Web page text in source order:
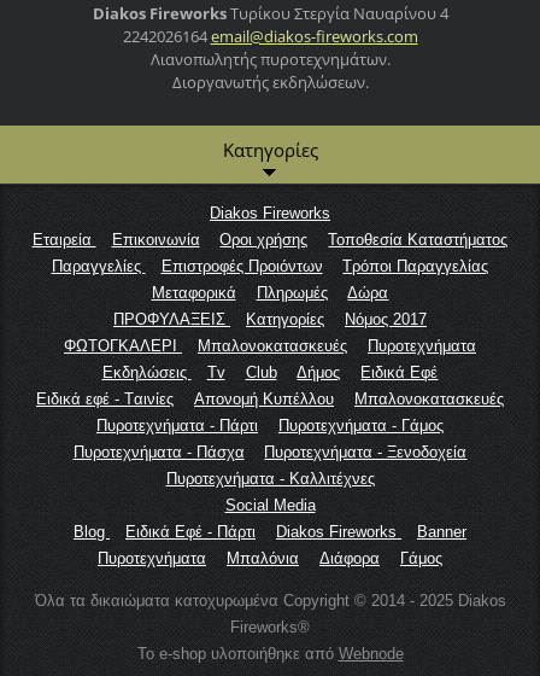
Diakos FireworksΤυρίκου Στεργία Ναυαρίνου 4
2242026164email@diakos-fireworks.com
Λιανοπωλητής πυροτεχνημάτων.
Διοργανωτής εκδηλώσεων.
Κατηγορίες
Diakos Fireworks
Εταιρεία
Επικοινωνία Οροι χρήσης
Τοποθεσία Καταστήματος
Παραγγελίες
Επιστροφές Προιόντων
Τρόποι Παραγγελίας
Μεταφορικά
Πληρωμές
Δώρα
ΠΡΟΦΥΛΑΞΕΙΣ
Κατηγορίες
Νόμος 2017
ΦΩΤΟΓΚΑΛΕΡΙ
Μπαλονοκατασκευές
Πυροτεχνήματα
Εκδηλώσεις
Tv Club Δήμος
Ειδικά Εφέ
Ειδικά εφέ - Tαινίες
Απονομή Κυπέλλου
Μπαλονοκατασκευές
Πυροτεχνήματα - Πάρτι
Πυροτεχνήματα - Γάμος
Πυροτεχνήματα - Πάσχα
Πυροτεχνήματα - Ξενοδοχεία
Πυροτεχνήματα - Καλλιτέχνες
Social Media
Blog
Ειδικά Εφέ - Πάρτι Diakos Fireworks
Banner
Πυροτεχνήματα
Μπαλόνια Διάφορα Γάμος
Όλα τα δικαιώματα κατοχυρωμένα Copyright © 2014 - 2025 Diakos
Fireworks®
Το e-shop υλοποιήθηκε από Webnode